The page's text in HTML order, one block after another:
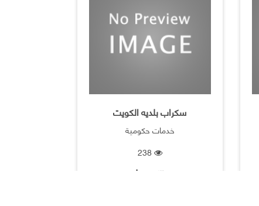
سكراب بلديه الكويت
خدمات حكومية
238
الكويت |